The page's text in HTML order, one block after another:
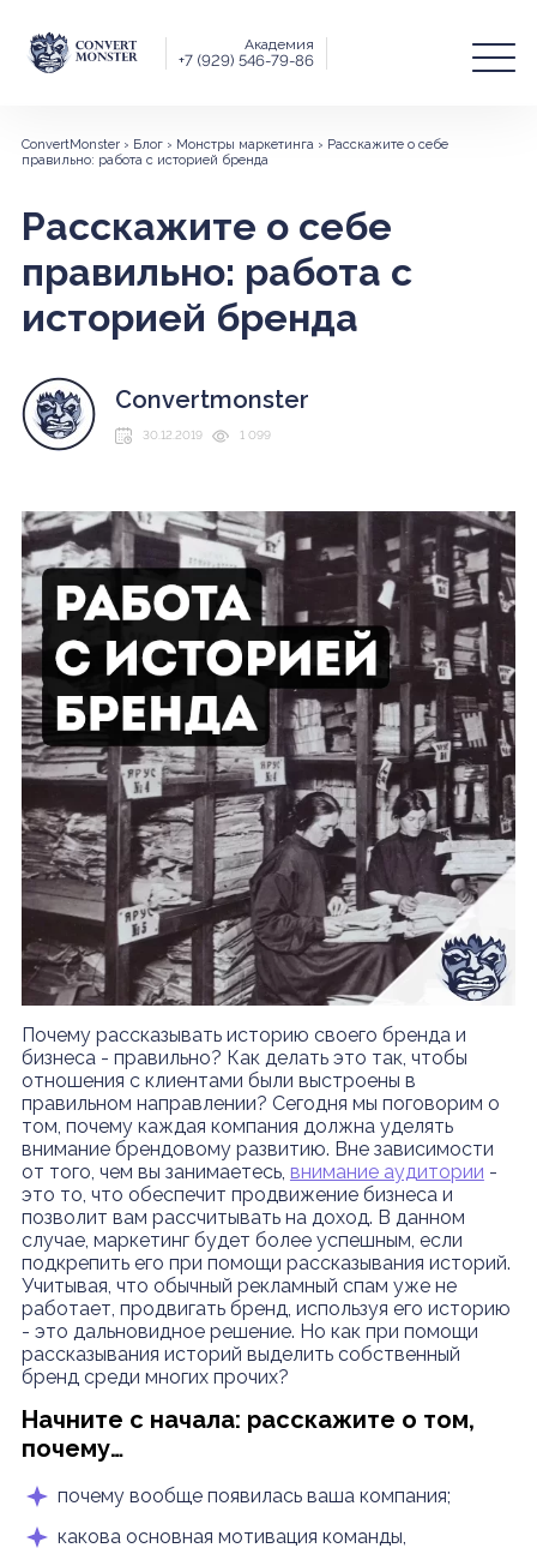
Академия
+7 (929) 546-79-86
ConvertMonster› Блог› Монстры маркетинга› Расскажите о себе
правильно: работа с историей бренда
Расскажите о себе
правильно: работа с
историей бренда
Convertmonster
30.12.2019 1 099
Почему рассказывать историю своего бренда и
бизнеса - правильно? Как делать это так, чтобы
отношения с клиентами были выстроены в
правильном направлении? Сегодня мы поговорим о
том, почему каждая компания должна уделять
внимание брендовому развитию. Вне зависимости
от того, чем вы занимаетесь, внимание аудитории -
это то, что обеспечит продвижение бизнеса и
позволит вам рассчитывать на доход. В данном
случае, маркетинг будет более успешным, если
подкрепить его при помощи рассказывания историй.
Учитывая, что обычный рекламный спам уже не
работает, продвигать бренд, используя его историю
- это дальновидное решение. Но как при помощи
рассказывания историй выделить собственный
бренд среди многих прочих?
Начните с начала: расскажите о том,
почему…
почему вообще появилась ваша компания;
какова основная мотивация команды,